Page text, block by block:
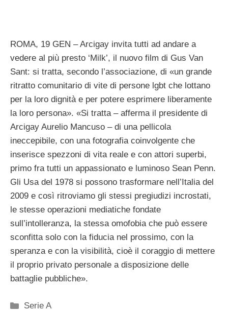
ROMA, 19 GEN – Arcigay invita tutti ad andare a
vedere al più presto ‘Milk’, il nuovo film di Gus Van
Sant: si tratta, secondo l’associazione, di «un grande
ritratto comunitario di vite di persone lgbt che lottano
per la loro dignità e per potere esprimere liberamente
la loro persona». «Si tratta – afferma il presidente di
Arcigay Aurelio Mancuso – di una pellicola
ineccepibile, con una fotografia coinvolgente che
inserisce spezzoni di vita reale e con attori superbi,
primo fra tutti un appassionato e luminoso Sean Penn.
Gli Usa del 1978 si possono trasformare nell’Italia del
2009 e così ritroviamo gli stessi pregiudizi incrostati,
le stesse operazioni mediatiche fondate
sull’intolleranza, la stessa omofobia che può essere
sconfitta solo con la fiducia nel prossimo, con la
speranza e con la visibilità, cioè il coraggio di mettere
il proprio privato personale a disposizione delle
battaglie pubbliche».
Categorie
Serie A